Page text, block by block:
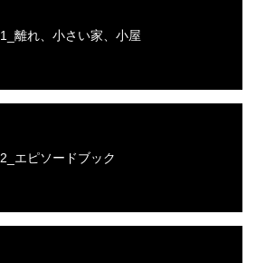
1_離れ、小さい家、小屋
2_エピソードブック